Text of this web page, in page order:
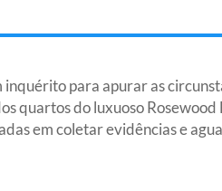
para apurar as
quartos do luxuoso
em coletar evidências e